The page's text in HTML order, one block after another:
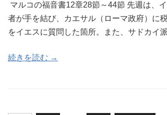
マルコの福音書12章28節～44節 先週は、
者が手を結び、カエサル（ローマ政府）に
をイエスに質問した箇所。また、サドカイ
続きを読む →